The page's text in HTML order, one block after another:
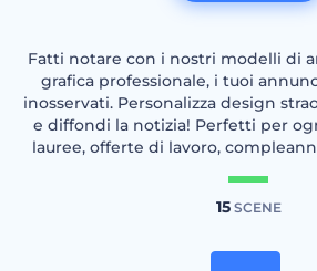
Fatti notare con i nostri modelli di
grafica professionale, i tuoi
inosservati. Personalizza design
e diffondi la notizia! Perfetti per
lauree, offerte di lavoro,
15SCENE